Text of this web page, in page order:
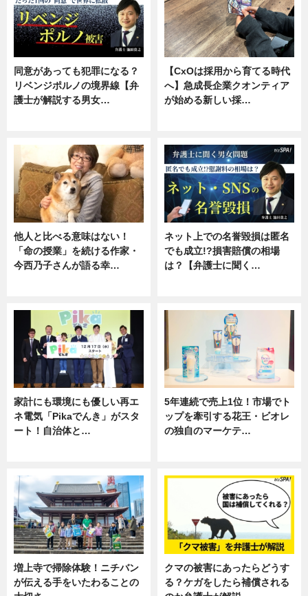
同意があっても犯罪になる？
リベンジポルノの境界線【弁
護士が解説する男女…
【CxOは採用から育てる時代
へ】急成長企業クオンティア
が始める新しい採…
他人と比べる意味はない！
「命の授業」を続ける作家・
今西乃子さんが語る幸…
ネット上での名誉毀損は匿名
でも成立!?損害賠償の相場
は？【弁護士に聞く…
家計にも環境にも優しい再エ
ネ電気「Pikaでんき」がスタ
ート！自治体と…
5年連続で売上1位！市場でト
ップを牽引する花王・ビオレ
の独自のマーケテ…
増上寺で掃除体験！ニチバン
が伝える手をいたわることの
クマの被害にあったらどうす
る？ケガをしたら補償される